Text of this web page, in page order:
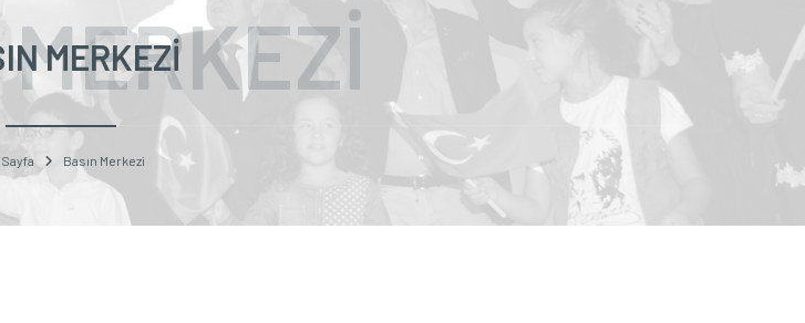
MERKEZI
Basın Merkezi